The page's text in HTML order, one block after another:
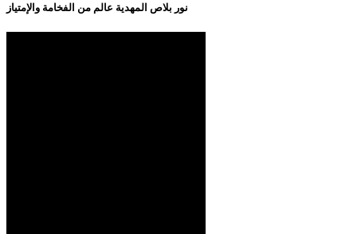
نور بلاص المهدية عالم من الفخامة والإمتياز